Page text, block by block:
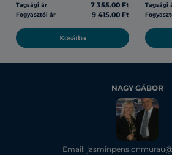
Tagsági ár 7 355.00 Ft
Fogyasztói ár 9 415.00 Ft
Kosárba
Tagsági
NAGY GÁBOR
Email: